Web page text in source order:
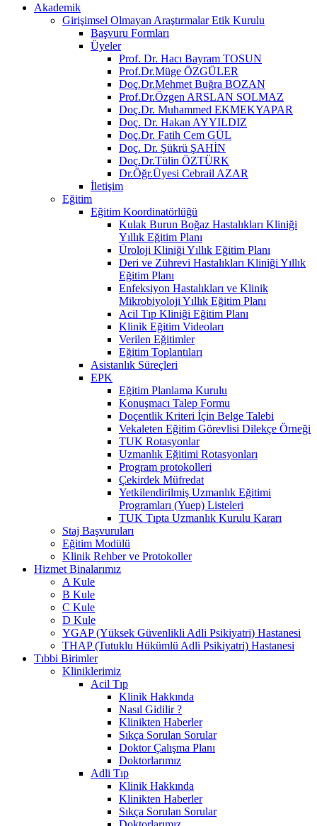
Akademik
Girişimsel Olmayan Araştırmalar Etik Kurulu
Başvuru Formları
Üyeler
Prof. Dr. Hacı Bayram TOSUN
Prof.Dr.Müge ÖZGÜLER
Doç.Dr.Mehmet Buğra BOZAN
Prof.Dr.Özgen ARSLAN SOLMAZ
Doç.Dr. Muhammed EKMEKYAPAR
Doç. Dr. Hakan AYYILDIZ
Doç.Dr. Fatih Cem GÜL
Doç. Dr. Şükrü ŞAHİN
Doç.Dr.Tülin ÖZTÜRK
Dr.Öğr.Üyesi Cebrail AZAR
İletişim
Eğitim
Eğitim Koordinatörlüğü
Kulak Burun Boğaz Hastalıkları Kliniği
Yıllık Eğitim Planı
Üroloji Kliniği Yıllık Eğitim Planı
Deri ve Zührevi Hastalıkları Kliniği Yıllık
Eğitim Planı
Enfeksiyon Hastalıkları ve Klinik
Mikrobiyoloji Yıllık Eğitim Planı
Acil Tıp Kliniği Eğitim Planı
Klinik Eğitim Videoları
Verilen Eğitimler
Eğitim Toplantıları
Asistanlık Süreçleri
EPK
Eğitim Planlama Kurulu
Konuşmacı Talep Formu
Doçentlik Kriteri İçin Belge Talebi
Vekaleten Eğitim Görevlisi Dilekçe Örneği
TUK Rotasyonlar
Uzmanlık Eğitimi Rotasyonları
Program protokolleri
Çekirdek Müfredat
Yetkilendirilmiş Uzmanlık Eğitimi
Programları (Yuep) Listeleri
TUK Tıpta Uzmanlık Kurulu Kararı
Staj Başvuruları
Eğitim Modülü
Klinik Rehber ve Protokoller
Hizmet Binalarımız
A Kule
B Kule
C Kule
D Kule
YGAP (Yüksek Güvenlikli Adli Psikiyatri) Hastanesi
THAP (Tutuklu Hükümlü Adli Psikiyatri) Hastanesi
Tıbbi Birimler
Kliniklerimiz
Acil Tıp
Klinik Hakkında
Nasıl Gidilir ?
Klinikten Haberler
Sıkça Sorulan Sorular
Doktor Çalışma Planı
Doktorlarımız
Adli Tıp
Klinik Hakkında
Klinikten Haberler
Sıkça Sorulan Sorular